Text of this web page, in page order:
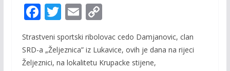
F
e
b
T
itt
er
E
m
ai
l
C
p
y
Strastveni sportski ribolovac cedo Damjanovic, clan
SRD-a „Željeznica” iz Lukavice, ovih je dana na rijeci
Željeznici, na lokalitetu Krupacke stijene,